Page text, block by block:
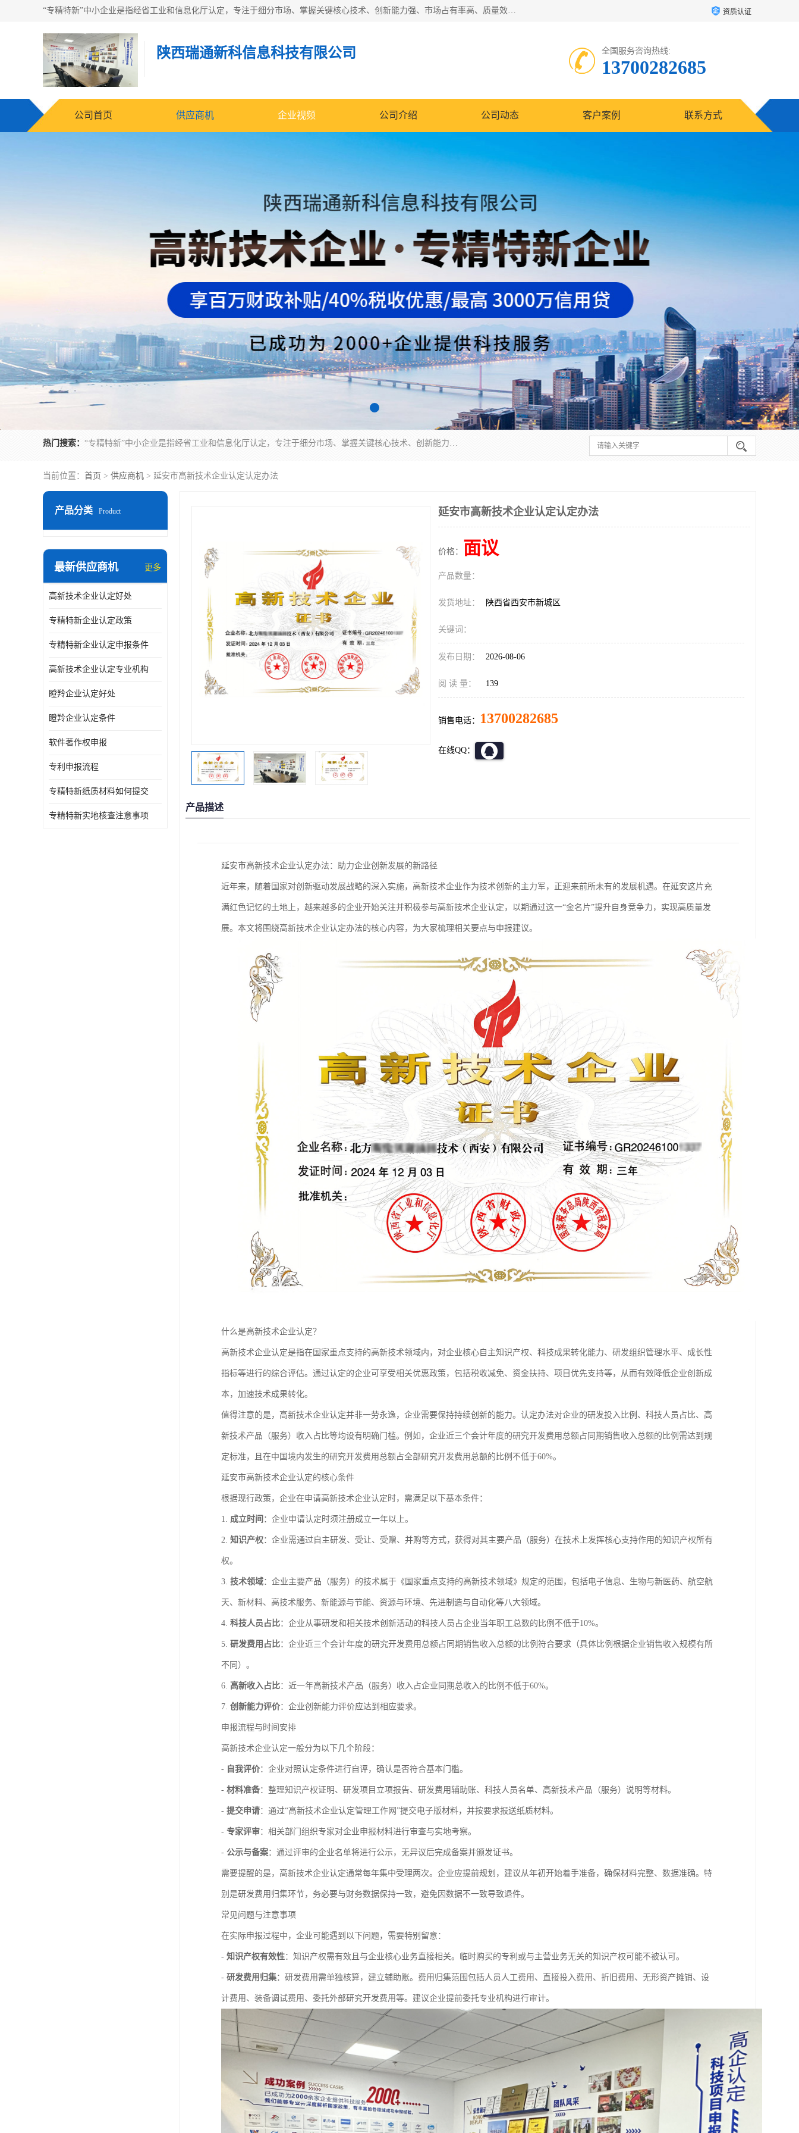
“专精特新”中小企业是指经省工业和信息化厅认定，专注于细分市场、掌握关键核心技术、创新能力强、市场占有率高、质量效益优，在专业化、精细化、特色化、新颖化等方面表现突出的中小企业。 资质认证
陕西瑞通新科信息科技有限公司 全国服务咨询热线:
13700282685
公司首页 供应商机 企业视频 公司介绍 公司动态 客户案例 联系方式
热门搜索： “专精特新”中小企业是指经省工业和信息化厅认定，专注于细分市场、掌握关键核心技术、创新能力强、市场占有率高、质量效益优，在专业化、精细化、特色化、新颖化等方面表现突出的中小企业。
当前位置： 首页 > 供应商机 > 延安市高新技术企业认定认定办法
产品分类 Product
最新供应商机 更多
高新技术企业认定好处
专精特新企业认定政策
专精特新企业认定申报条件
高新技术企业认定专业机构
瞪羚企业认定好处
瞪羚企业认定条件
软件著作权申报
专利申报流程
专精特新纸质材料如何提交
专精特新实地核查注意事项
延安市高新技术企业认定认定办法
价格： 面议
产品数量：
发货地址： 陕西省西安市新城区
关键词：
发布日期： 2026-08-06
阅 读 量： 139
销售电话： 13700282685
在线QQ：
产品描述
延安市高新技术企业认定办法：助力企业创新发展的新路径
近年来，随着国家对创新驱动发展战略的深入实施，高新技术企业作为技术创新的主力军，正迎来前所未有的发展机遇。在延安这片充
满红色记忆的土地上，越来越多的企业开始关注并积极参与高新技术企业认定，以期通过这一“金名片”提升自身竞争力，实现高质量发
展。本文将围绕高新技术企业认定办法的核心内容，为大家梳理相关要点与申报建议。
什么是高新技术企业认定？
高新技术企业认定是指在国家重点支持的高新技术领域内，对企业核心自主知识产权、科技成果转化能力、研发组织管理水平、成长性
指标等进行的综合评估。通过认定的企业可享受相关优惠政策，包括税收减免、资金扶持、项目优先支持等，从而有效降低企业创新成
本，加速技术成果转化。
值得注意的是，高新技术企业认定并非一劳永逸，企业需要保持持续创新的能力。认定办法对企业的研发投入比例、科技人员占比、高
新技术产品（服务）收入占比等均设有明确门槛。例如，企业近三个会计年度的研究开发费用总额占同期销售收入总额的比例需达到规
定标准，且在中国境内发生的研究开发费用总额占全部研究开发费用总额的比例不低于60%。
延安市高新技术企业认定的核心条件
根据现行政策，企业在申请高新技术企业认定时，需满足以下基本条件：
1. 成立时间 ：企业申请认定时须注册成立一年以上。
2. 知识产权：企业需通过自主研发、受让、受赠、并购等方式，获得对其主要产品（服务）在技术上发挥核心支持作用的知识产权所有
权。
3. 技术领域：企业主要产品（服务）的技术属于《国家重点支持的高新技术领域》规定的范围，包括电子信息、生物与新医药、航空航
天、新材料、高技术服务、新能源与节能、资源与环境、先进制造与自动化等八大领域。
4. 科技人员占比：企业从事研发和相关技术创新活动的科技人员占企业当年职工总数的比例不低于10%。
5. 研发费用占比：企业近三个会计年度的研究开发费用总额占同期销售收入总额的比例符合要求（具体比例根据企业销售收入规模有所
不同）。
6. 高新收入占比：近一年高新技术产品（服务）收入占企业同期总收入的比例不低于60%。
7. 创新能力评价：企业创新能力评价应达到相应要求。
申报流程与时间安排
高新技术企业认定一般分为以下几个阶段：
- 自我评价：企业对照认定条件进行自评，确认是否符合基本门槛。
- 材料准备：整理知识产权证明、研发项目立项报告、研发费用辅助账、科技人员名单、高新技术产品（服务）说明等材料。
- 提交申请：通过“高新技术企业认定管理工作网”提交电子版材料，并按要求报送纸质材料。
- 专家评审：相关部门组织专家对企业申报材料进行审查与实地考察。
- 公示与备案：通过评审的企业名单将进行公示，无异议后完成备案并颁发证书。
需要提醒的是，高新技术企业认定通常每年集中受理两次。企业应提前规划，建议从年初开始着手准备，确保材料完整、数据准确。特
别是研发费用归集环节，务必要与财务数据保持一致，避免因数据不一致导致退件。
常见问题与注意事项
在实际申报过程中，企业可能遇到以下问题，需要特别留意：
- 知识产权有效性：知识产权需有效且与企业核心业务直接相关。临时购买的专利或与主营业务无关的知识产权可能不被认可。
- 研发费用归集：研发费用需单独核算，建立辅助账。费用归集范围包括人员人工费用、直接投入费用、折旧费用、无形资产摊销、设
计费用、装备调试费用、委托外部研究开发费用等。建议企业提前委托专业机构进行审计。